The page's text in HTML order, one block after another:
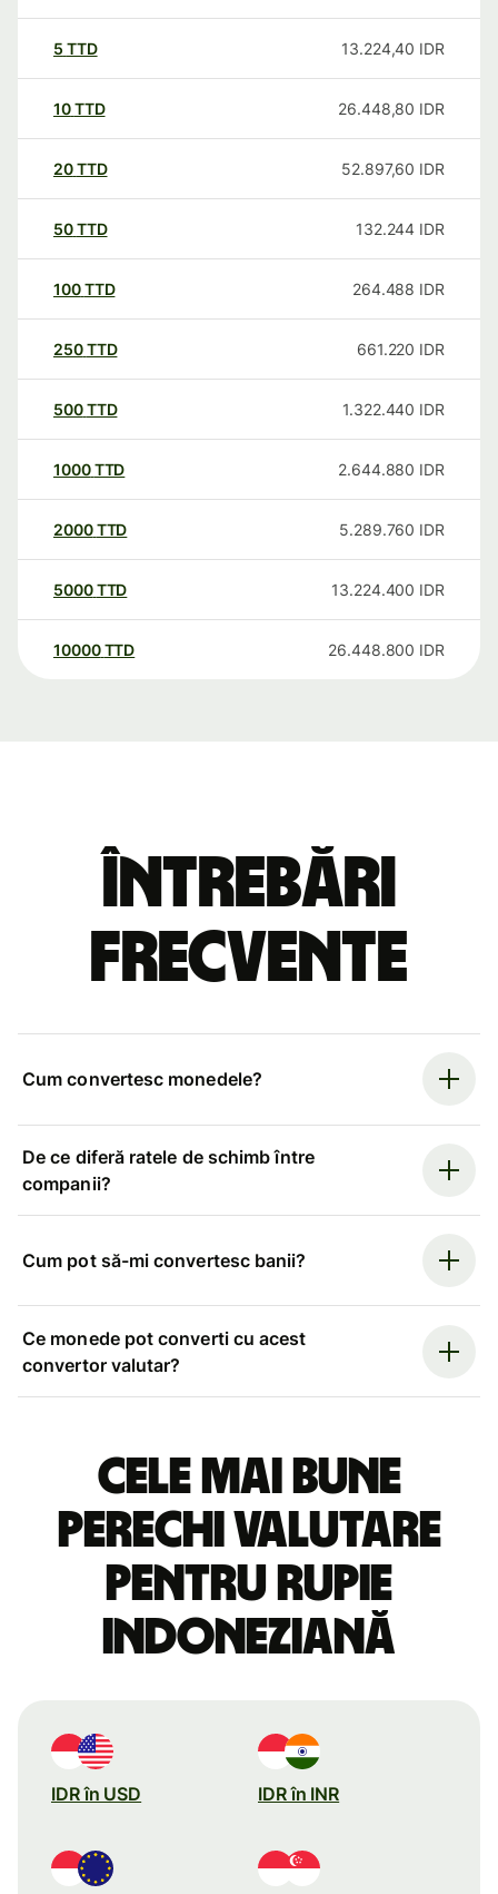
5 TTD 13.224,40 IDR
10TTD 26.448,80 IDR
20TTD 52.897,60 IDR
50TTD 132.244 IDR
100TTD 264.488 IDR
250TTD 661.220 IDR
500TTD 1.322.440 IDR
1000TTD 2.644.880 IDR
2000TTD 5.289.760 IDR
5000TTD 13.224.400 IDR
10000 TTD 26.448.800 IDR
Întrebări
frecvente
Cum convertesc monedele?
De ce diferă ratele de schimb între
companii?
Cum pot să-mi convertesc banii?
Ce monede pot converti cu acest
convertor valutar?
Cele mai bune
perechi valutare
pentru rupie
indoneziană
IDR în USD IDR în INR